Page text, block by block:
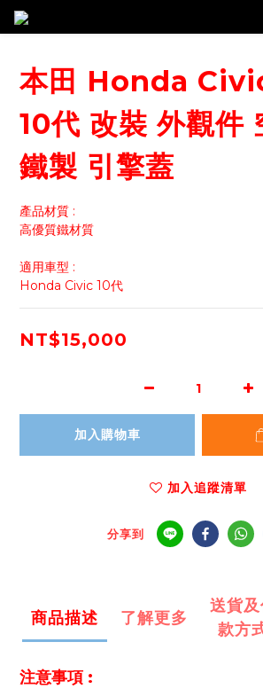
本田 Honda
10代 改裝 外觀件
鐵製 引擎蓋
產品材質 :
高優質鐵材質
適用車型 :
Honda Civic 10代
NT$15,000
加入購物車
加入追蹤清單
分享到
商品描述 了解更多
送貨
款方
注意事項 :